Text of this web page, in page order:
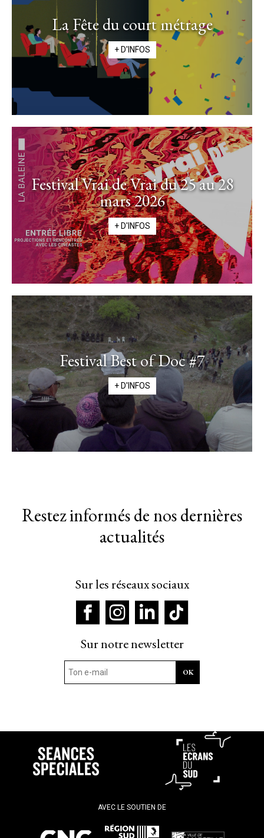
La Fête du court métrage
+ D'INFOS
Festival Vrai de Vrai du 25 au 28
mars 2026
+ D'INFOS
Festival Best of Doc #7
+ D'INFOS
Restez informés de nos dernières
actualités
Sur les réseaux sociaux
Sur notre newsletter
AVEC LE SOUTIEN DE